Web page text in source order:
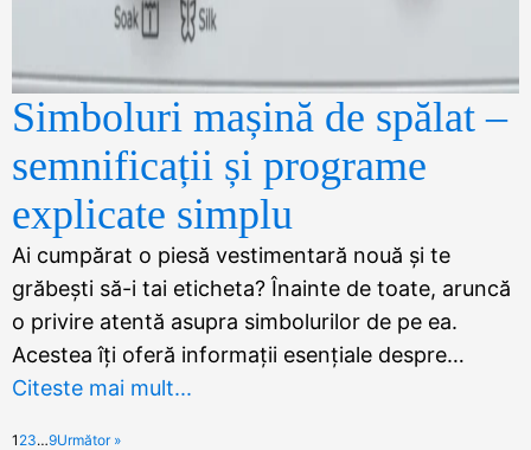
Simboluri mașină de spălat –
semnificații și programe
explicate simplu
Ai cumpărat o piesă vestimentară nouă și te
grăbești să-i tai eticheta? Înainte de toate, aruncă
o privire atentă asupra simbolurilor de pe ea.
Acestea îți oferă informații esențiale despre…
Citeste mai mult...
1 23…9Următor »